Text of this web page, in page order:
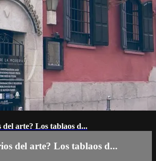
del arte? Los tablaos d...
del arte? Los tablaos d...